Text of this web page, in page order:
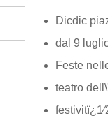
Dicdic
dal 9
Feste
teatro